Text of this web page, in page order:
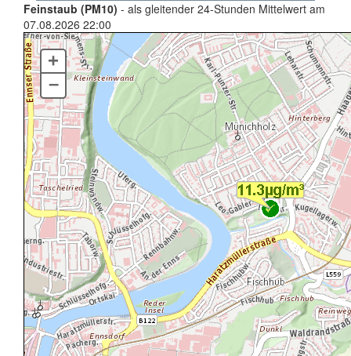
Feinstaub (PM10) - als gleitender 24-Stunden Mittelwert am
07.08.2026 22:00
+
–